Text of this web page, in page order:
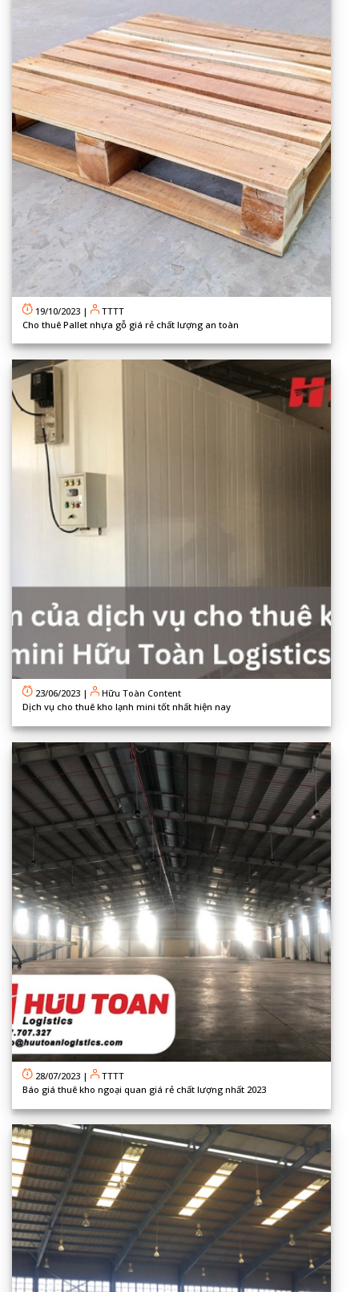
19/10/2023 |
TTTT
Cho thuê Pallet nhựa gỗ giá rẻ chất lượng an toàn
23/06/2023 |
Hữu Toàn Content
Dịch vụ cho thuê kho lạnh mini tốt nhất hiện nay
28/07/2023 |
TTTT
Báo giá thuê kho ngoại quan giá rẻ chất lượng nhất 2023